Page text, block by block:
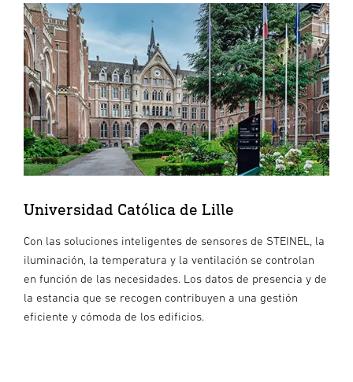
Universidad Católica de Lille
Con las soluciones inteligentes de sensores de STEINEL, la
iluminación, la temperatura y la ventilación se controlan
en función de las necesidades. Los datos de presencia y de
la estancia que se recogen contribuyen a una gestión
eficiente y cómoda de los edificios.